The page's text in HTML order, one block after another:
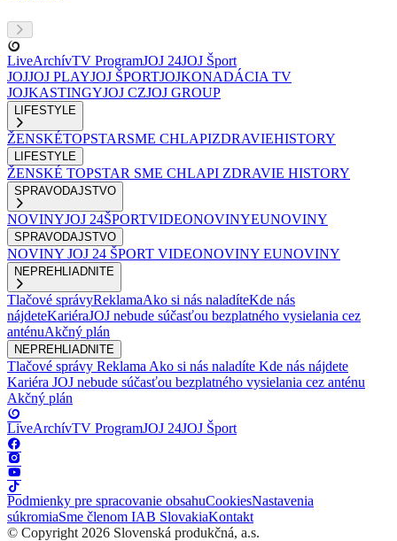
LiveArchívTV ProgramJOJ 24JOJ Šport
JOJJOJ PLAYJOJ ŠPORTJOJKONADÁCIA TV
JOJKASTINGYJOJ CZJOJ GROUP
LIFESTYLE
ŽENSKÉTOPSTARSME CHLAPIZDRAVIEHISTORY
LIFESTYLE
ŽENSKÉ TOPSTAR SME CHLAPI ZDRAVIE HISTORY
SPRAVODAJSTVO
NOVINYJOJ 24ŠPORTVIDEONOVINYEUNOVINY
SPRAVODAJSTVO
NOVINY JOJ 24 ŠPORT VIDEONOVINY EUNOVINY
NEPREHLIADNITE
Tlačové správyReklamaAko si nás naladíteKde nás
nájdeteKariéraJOJ nebude súčasťou bezplatného vysielania cez
anténuAkčný plán
NEPREHLIADNITE
Tlačové správy Reklama Ako si nás naladíte Kde nás nájdete
Kariéra JOJ nebude súčasťou bezplatného vysielania cez anténu
Akčný plán
LiveArchívTV ProgramJOJ 24JOJ Šport
Podmienky pre spracovanie obsahuCookiesNastavenia
súkromiaSme členom IAB SlovakiaKontakt
© Copyright 2026 Slovenská produkčná, a.s.